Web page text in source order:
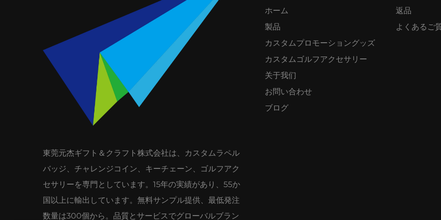
東莞元杰ギフト＆クラフト株式会社は、カスタムラペル
バッジ、チャレンジコイン、キーチェーン、ゴルフアク
セサリーを専門としています。15年の実績があり、55か
国以上に輸出しています。無料サンプル提供、最低発注
数量は300個から。品質とサービスでグローバルブラン
ホーム
製品
カスタムプロモーショングッズ
カスタムゴルフアクセサリー
关于我们
お問い合わせ
ブログ
返品
よくあるご